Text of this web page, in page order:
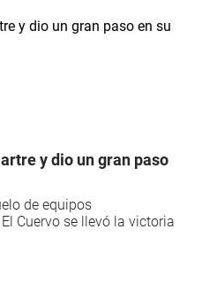
y dio un gran paso
de equipos
Cuervo se llevó la victoria